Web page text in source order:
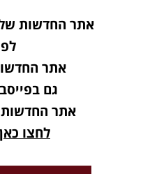
אתר החדשות
אתר
גם
אתר החדשות
לחצו